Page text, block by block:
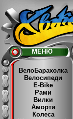
ВелоБарахолка
Велосипеди
E-Bike
Рами
Вилки
Аморти
Колеса
МЕНЮ